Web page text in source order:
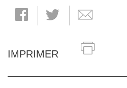
IMPRIMER